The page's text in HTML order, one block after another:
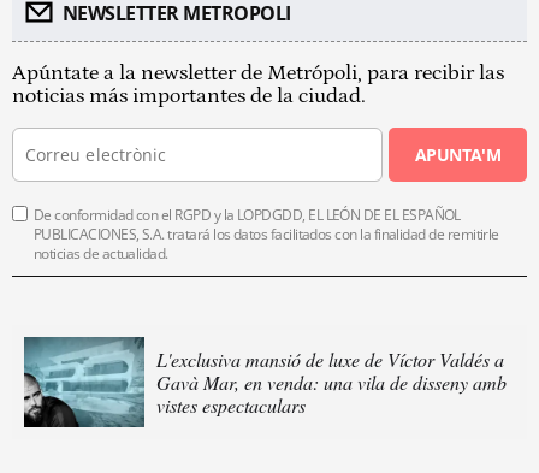
NEWSLETTER METROPOLI
Apúntate a la newsletter de Metrópoli, para recibir las
noticias más importantes de la ciudad.
APUNTA'M
De conformidad con el RGPD y la LOPDGDD, EL LEÓN DE EL ESPAÑOL
PUBLICACIONES, S.A. tratará los datos facilitados con la finalidad de remitirle
noticias de actualidad.
L'exclusiva mansió de luxe de Víctor Valdés a
Gavà Mar, en venda: una vila de disseny amb
vistes espectaculars